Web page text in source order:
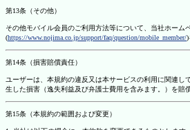
第13条（その他）
その他モバイル会員のご利用方法等について、当社ホーム
(https://www.nojima.co.jp/support/faq/question/mobile_member/)
第14条（損害賠償責任）
ユーザーは、本規約の違反又は本サービスの利用に関連し
生した損害（逸失利益及び弁護士費用を含みます。）を賠
第15条（本規約の範囲および変更）